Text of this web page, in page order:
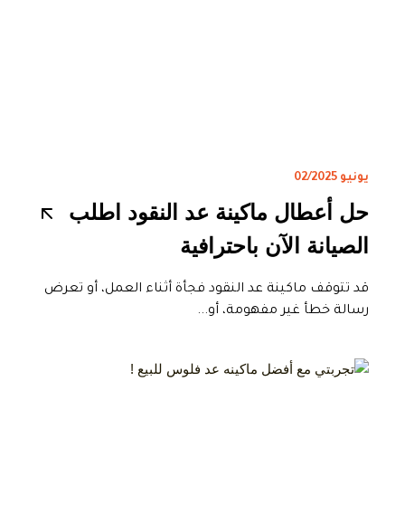
يونيو 02/2025
حل أعطال ماكينة عد النقود اطلب
الصيانة الآن باحترافية
قد تتوقف ماكينة عد النقود فجأة أثناء العمل، أو تعرض
رسالة خطأ غير مفهومة، أو...